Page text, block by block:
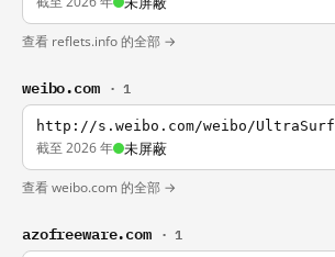
查看 reflets.info 的全部 →
weibo.com · 1
http://s.weibo.com/weibo/UltraSurf
截至 2026 年 未屏蔽
查看 weibo.com 的全部 →
azofreeware.com · 1